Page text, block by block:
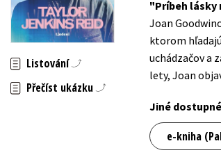
Auto - moto
Beletrie pro děti
Beletrie pro dospělé
Byznys a ekonomie
Jazyky
Komiks
Listování
Přečíst ukázku
Príbeh lásky
Joan
ktorom
uchádzačov a
lety, Joan
Jiné
e-kniha